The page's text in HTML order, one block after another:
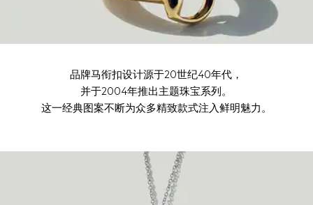
品牌马衔扣设计源于20世纪40年代，
并于2004年推出主题珠宝系列。
这一经典图案不断为众多精致款式注入鲜明魅力。